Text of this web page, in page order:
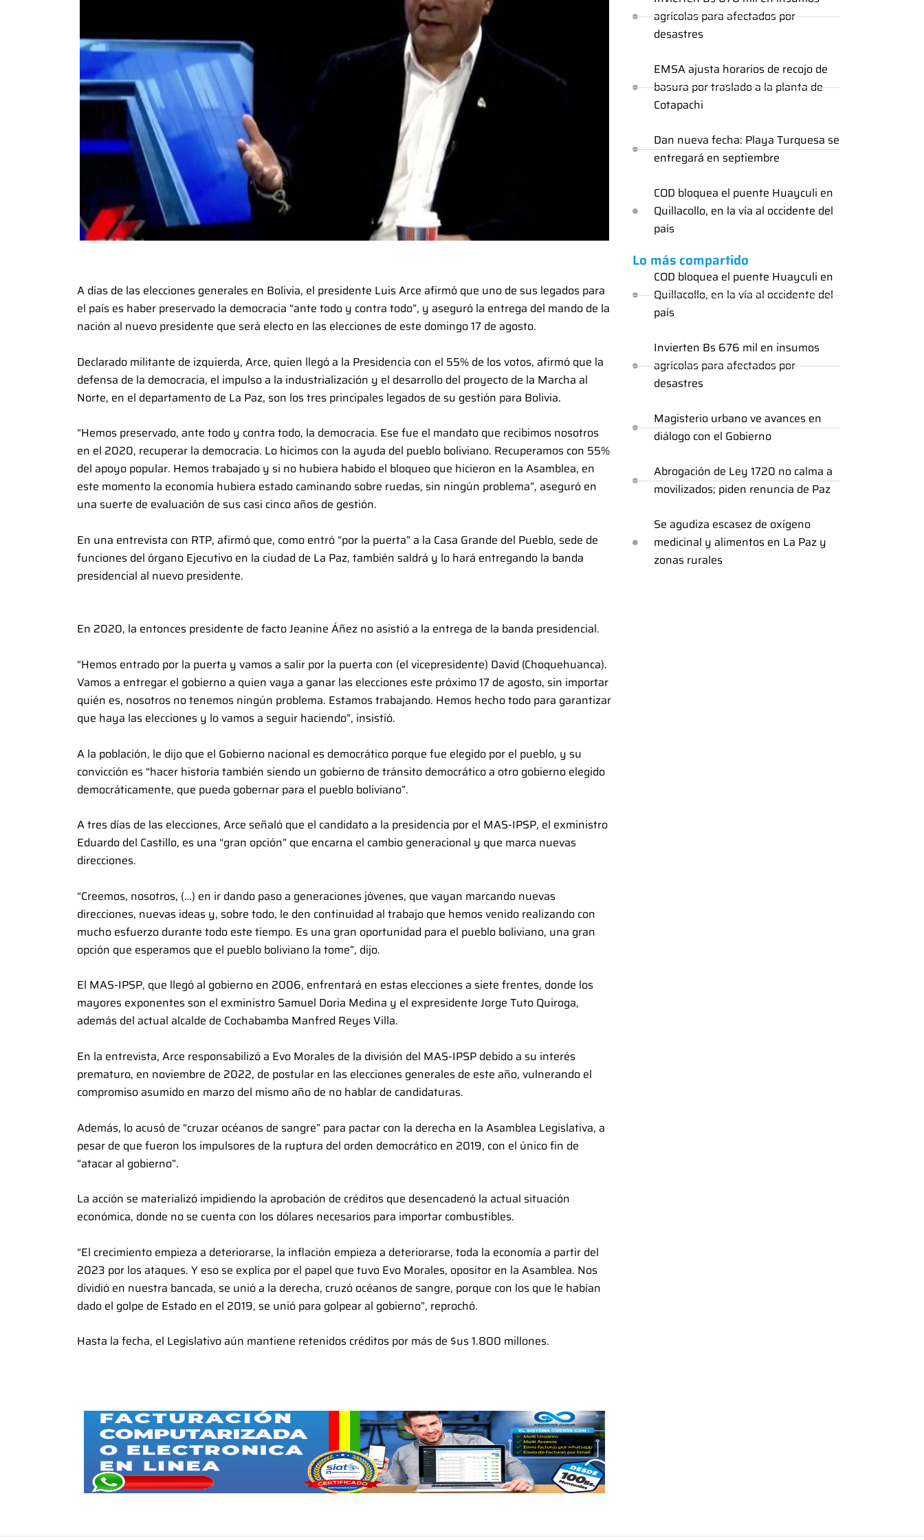
A días de las elecciones generales en Bolivia, el presidente Luis Arce afirmó que uno de sus legados para
el país es haber preservado la democracia “ante todo y contra todo”, y aseguró la entrega del mando de la
nación al nuevo presidente que será electo en las elecciones de este domingo 17 de agosto.
Declarado militante de izquierda, Arce, quien llegó a la Presidencia con el 55% de los votos, afirmó que la
defensa de la democracia, el impulso a la industrialización y el desarrollo del proyecto de la Marcha al
Norte, en el departamento de La Paz, son los tres principales legados de su gestión para Bolivia.
“Hemos preservado, ante todo y contra todo, la democracia. Ese fue el mandato que recibimos nosotros
en el 2020, recuperar la democracia. Lo hicimos con la ayuda del pueblo boliviano. Recuperamos con 55%
del apoyo popular. Hemos trabajado y si no hubiera habido el bloqueo que hicieron en la Asamblea, en
este momento la economía hubiera estado caminando sobre ruedas, sin ningún problema”, aseguró en
una suerte de evaluación de sus casi cinco años de gestión.
En una entrevista con RTP, afirmó que, como entró “por la puerta” a la Casa Grande del Pueblo, sede de
funciones del órgano Ejecutivo en la ciudad de La Paz, también saldrá y lo hará entregando la banda
presidencial al nuevo presidente.
En 2020, la entonces presidente de facto Jeanine Áñez no asistió a la entrega de la banda presidencial.
“Hemos entrado por la puerta y vamos a salir por la puerta con (el vicepresidente) David (Choquehuanca).
Vamos a entregar el gobierno a quien vaya a ganar las elecciones este próximo 17 de agosto, sin importar
quién es, nosotros no tenemos ningún problema. Estamos trabajando. Hemos hecho todo para garantizar
que haya las elecciones y lo vamos a seguir haciendo”, insistió.
A la población, le dijo que el Gobierno nacional es democrático porque fue elegido por el pueblo, y su
convicción es “hacer historia también siendo un gobierno de tránsito democrático a otro gobierno elegido
democráticamente, que pueda gobernar para el pueblo boliviano”.
A tres días de las elecciones, Arce señaló que el candidato a la presidencia por el MAS-IPSP, el exministro
Eduardo del Castillo, es una “gran opción” que encarna el cambio generacional y que marca nuevas
direcciones.
“Creemos, nosotros, (…) en ir dando paso a generaciones jóvenes, que vayan marcando nuevas
direcciones, nuevas ideas y, sobre todo, le den continuidad al trabajo que hemos venido realizando con
mucho esfuerzo durante todo este tiempo. Es una gran oportunidad para el pueblo boliviano, una gran
opción que esperamos que el pueblo boliviano la tome”, dijo.
El MAS-IPSP, que llegó al gobierno en 2006, enfrentará en estas elecciones a siete frentes, donde los
mayores exponentes son el exministro Samuel Doria Medina y el expresidente Jorge Tuto Quiroga,
además del actual alcalde de Cochabamba Manfred Reyes Villa.
En la entrevista, Arce responsabilizó a Evo Morales de la división del MAS-IPSP debido a su interés
prematuro, en noviembre de 2022, de postular en las elecciones generales de este año, vulnerando el
compromiso asumido en marzo del mismo año de no hablar de candidaturas.
Además, lo acusó de “cruzar océanos de sangre” para pactar con la derecha en la Asamblea Legislativa, a
pesar de que fueron los impulsores de la ruptura del orden democrático en 2019, con el único fin de
“atacar al gobierno”.
La acción se materializó impidiendo la aprobación de créditos que desencadenó la actual situación
económica, donde no se cuenta con los dólares necesarios para importar combustibles.
“El crecimiento empieza a deteriorarse, la inflación empieza a deteriorarse, toda la economía a partir del
2023 por los ataques. Y eso se explica por el papel que tuvo Evo Morales, opositor en la Asamblea. Nos
dividió en nuestra bancada, se unió a la derecha, cruzó océanos de sangre, porque con los que le habían
dado el golpe de Estado en el 2019, se unió para golpear al gobierno”, reprochó.
Hasta la fecha, el Legislativo aún mantiene retenidos créditos por más de $us 1.800 millones.
agrícolas para afectados por
desastres
EMSA ajusta horarios de recojo de
basura por traslado a la planta de
Cotapachi
Dan nueva fecha: Playa Turquesa se
entregará en septiembre
COD bloquea el puente Huayculi en
Quillacollo, en la vía al occidente del
país
Lo más compartido
COD bloquea el puente Huayculi en
Quillacollo, en la vía al occidente del
país
Invierten Bs 676 mil en insumos
agrícolas para afectados por
desastres
Magisterio urbano ve avances en
diálogo con el Gobierno
Abrogación de Ley 1720 no calma a
movilizados; piden renuncia de Paz
Se agudiza escasez de oxígeno
medicinal y alimentos en La Paz y
zonas rurales